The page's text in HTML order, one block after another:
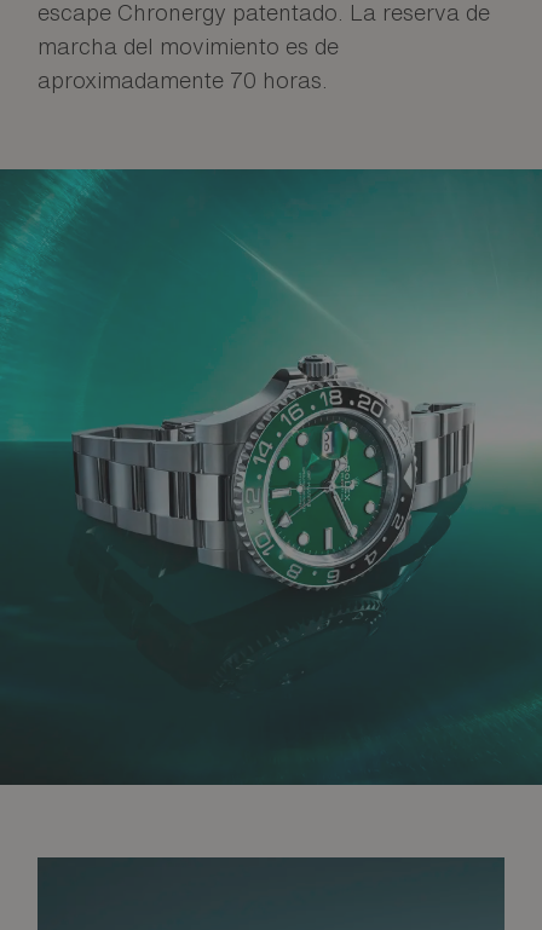
escape Chronergy patentado. La reserva de
marcha del movimiento es de
aproximadamente 70 horas.